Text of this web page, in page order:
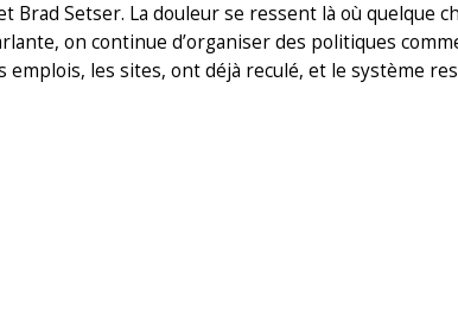
Setser. La douleur se ressent là où quelque
on continue d’organiser des politiques
les sites, ont déjà reculé, et le système